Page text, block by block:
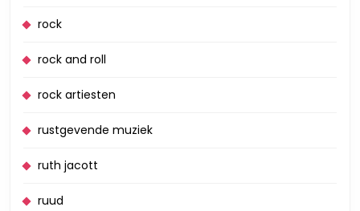
rock
rock and roll
rock artiesten
rustgevende muziek
ruth jacott
ruud